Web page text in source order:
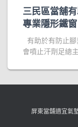
三民區當舖
專業隱形鐵窗
有助於有防止
會噴止汗劑足總主
屏東當舖適宜氣